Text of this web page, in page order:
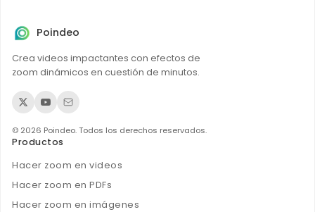
Poindeo
Crea videos impactantes con efectos de
zoom dinámicos en cuestión de minutos.
© 2026 Poindeo. Todos los derechos reservados.
Productos
Hacer zoom en videos
Hacer zoom en PDFs
Hacer zoom en imágenes